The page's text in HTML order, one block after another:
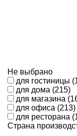
Не выбрано
для гостиницы
для дома (215)
для магазина
для офиса (213)
для ресторана
Страна